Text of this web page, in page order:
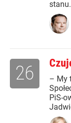
– My
PiS-
26